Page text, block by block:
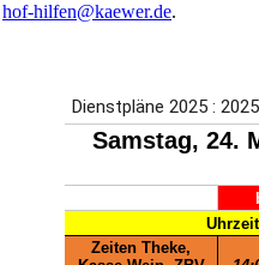
hof-hilfen@kaewer.de.